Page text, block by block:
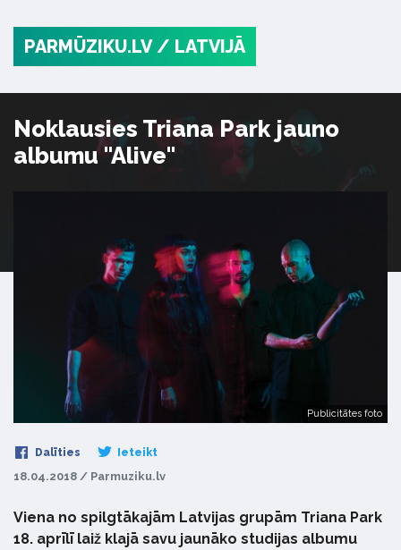
PARMŪZIKU.LV / LATVIJĀ
Noklausies Triana Park jauno
albumu "Alive"
Publicitātes foto
Dalīties Ieteikt
18.04.2018 / Parmuziku.lv
Viena no spilgtākajām Latvijas grupām Triana Park
18. aprīlī laiž klajā savu jaunāko studijas albumu